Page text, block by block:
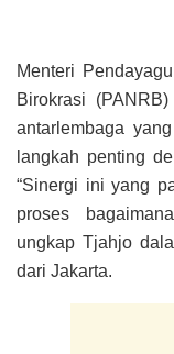
Menteri
Birokrasi
antarlembaga
langkah penting
“Sinergi ini yang
proses
ungkap Tjahjo
dari Jakarta.